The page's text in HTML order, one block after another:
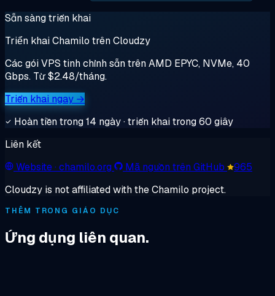
Sẵn sàng triển khai
Triển khai Chamilo trên Cloudzy
Các gói VPS tinh chỉnh sẵn trên AMD EPYC, NVMe, 40
Gbps. Từ $2.48/tháng.
Triển khai ngay →
Hoàn tiền trong 14 ngày · triển khai trong 60 giây
Liên kết
Website· chamilo.org Mã nguồn trên GitHub
965
Cloudzy is not affiliated with the Chamilo project.
THÊM TRONG GIÁO DỤC
Ứng dụng liên quan.